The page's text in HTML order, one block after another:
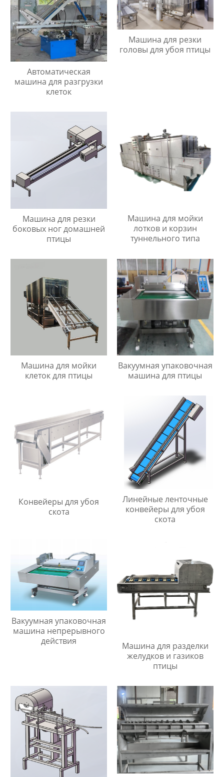
Автоматическая
машина для разгрузки
клеток
Машина для резки
головы для убоя птицы
Машина для резки
боковых ног домашней
птицы
Машина для мойки
лотков и корзин
туннельного типа
Машина для мойки
клеток для птицы
Вакуумная упаковочная
машина для птицы
Конвейеры для убоя
скота
Линейные ленточные
конвейеры для убоя
скота
Вакуумная упаковочная
машина непрерывного
действия
Машина для разделки
желудков и газиков
птицы